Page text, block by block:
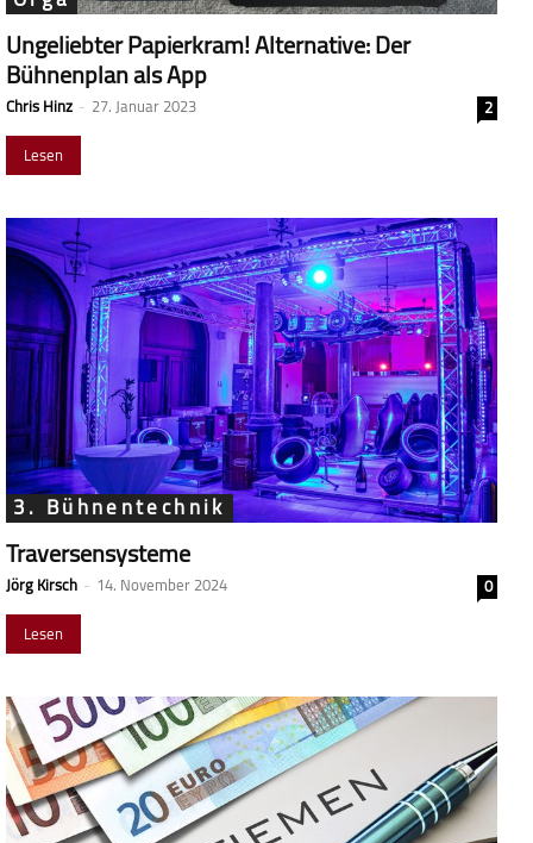
Ungeliebter Papierkram! Alternative: Der
Bühnenplan als App
Chris Hinz - 27. Januar 2023
2
Lesen
3. Bühnentechnik
Traversensysteme
Jörg Kirsch - 14. November 2024
0
Lesen